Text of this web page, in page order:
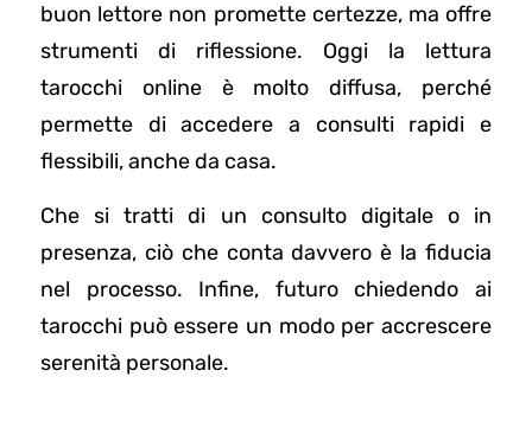
buon lettore non promette certezze, ma offre
strumenti di riflessione. Oggi la lettura
tarocchi online è molto diffusa, perché
permette di accedere a consulti rapidi e
flessibili, anche da casa.
Che si tratti di un consulto digitale o in
presenza, ciò che conta davvero è la fiducia
nel processo. Infine, futuro chiedendo ai
tarocchi può essere un modo per accrescere
serenità personale.